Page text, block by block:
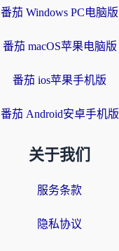
番茄 Windows PC电脑版
番茄 macOS苹果电脑版
番茄 ios苹果手机版
番茄 Android安卓手机版
关于我们
服务条款
隐私协议